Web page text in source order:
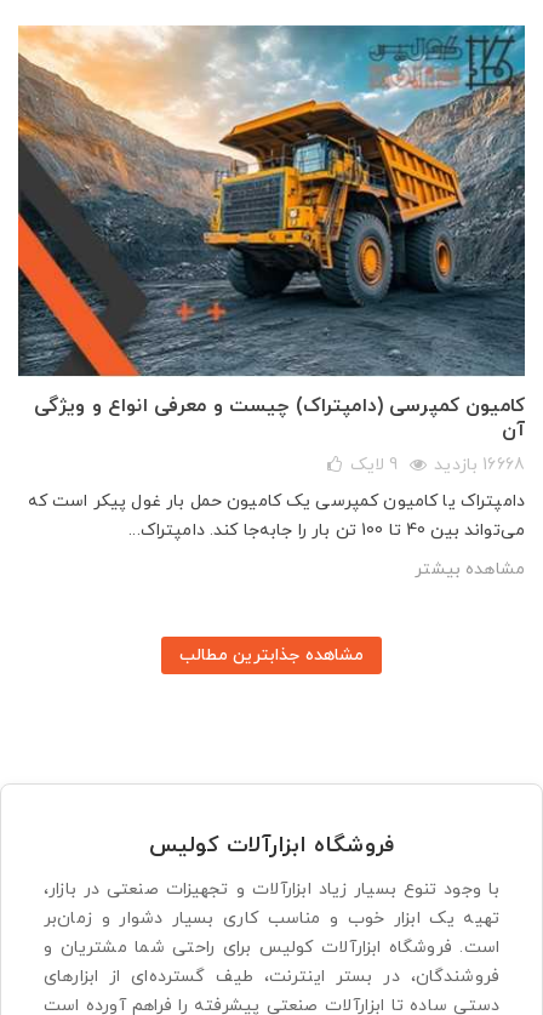
کامیون کمپرسی (دامپتراک) چیست و معرفی انواع و ویژگی
آن
16668 بازدید 9 لایک
دامپتراک یا کامیون کمپرسی یک کامیون حمل بار غول پیکر است که
می‌تواند بین 40 تا 100 تن بار را جابه‌جا کند. دامپتراک...
مشاهده بیشتر
مشاهده جذابترین مطالب
فروشگاه ابزارآلات کولیس
با وجود تنوع بسیار زیاد ابزارآلات و تجهیزات صنعتی در بازار،
تهیه یک ابزار خوب و مناسب کاری بسیار دشوار و زمان‌بر
است. فروشگاه ابزارآلات کولیس برای راحتی شما مشتریان و
فروشندگان، در بستر اینترنت، طیف گسترده‌ای از ابزارهای
دستی ساده تا ابزارآلات صنعتی پیشرفته را فراهم آورده است